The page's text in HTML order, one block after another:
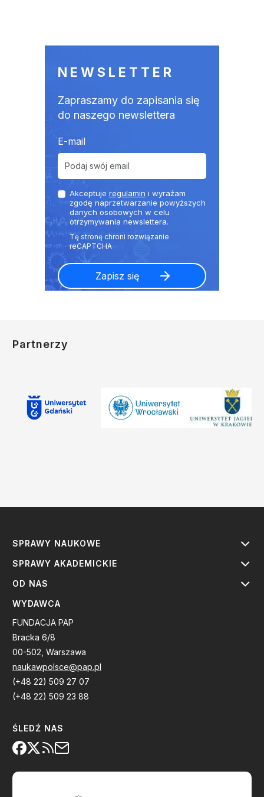
NEWSLETTER
Zapraszamy do zapisania się
do naszego newslettera
E-mail
Akceptuje regulamin i wyrażam
zgodę naprzetwarzanie powyższych
danych osobowych w celu
otrzymywania newslettera.
Partnerzy
SPRAWY NAUKOWE
SPRAWY AKADEMICKIE
OD NAS
WYDAWCA
FUNDACJA PAP
Bracka 6/8
00-502, Warszawa
naukawpolsce@pap.pl
(+48 22) 509 27 07
(+48 22) 509 23 88
ŚLEDŹ NAS